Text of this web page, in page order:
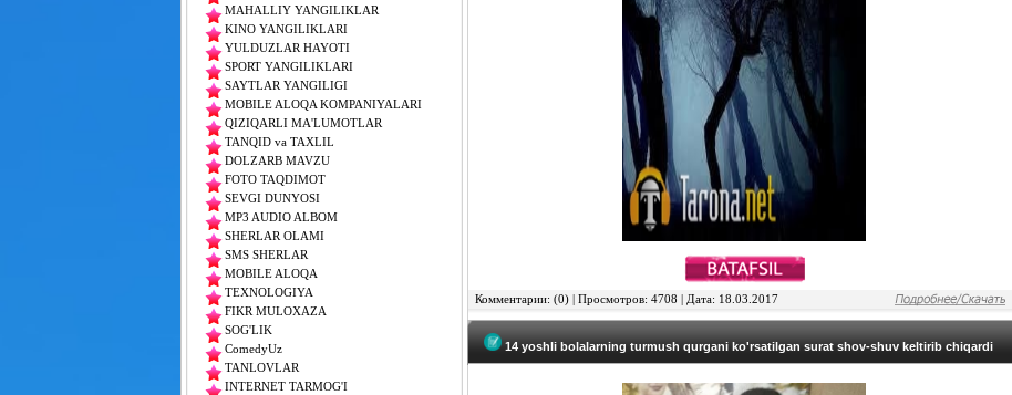
MAHALLIY YANGILIKLAR
KINO YANGILIKLARI
YULDUZLAR HAYOTI
SPORT YANGILIKLARI
SAYTLAR YANGILIGI
MOBILE ALOQA KOMPANIYALARI
QIZIQARLI MA'LUMOTLAR
TANQID va TAXLIL
DOLZARB MAVZU
FOTO TAQDIMOT
SEVGI DUNYOSI
MP3 AUDIO ALBOM
SHERLAR OLAMI
SMS SHERLAR
MOBILE ALOQA
TEXNOLOGIYA
FIKR MULOXAZA
SOG'LIK
ComedyUz
TANLOVLAR
INTERNET TARMOG'I
Комментарии: (0) | Просмотров: 4708 | Дата: 18.03.2017
14 yoshli bolalarning turmush qurgani ko'rsatilgan surat shov-shuv keltirib chiqardi